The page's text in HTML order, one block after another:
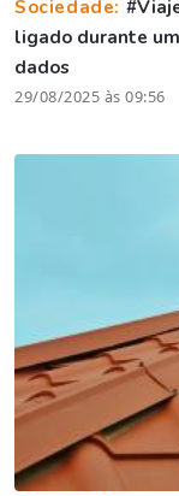
Sociedade:
ligado durante
dados
29/08/2025 às 09:56